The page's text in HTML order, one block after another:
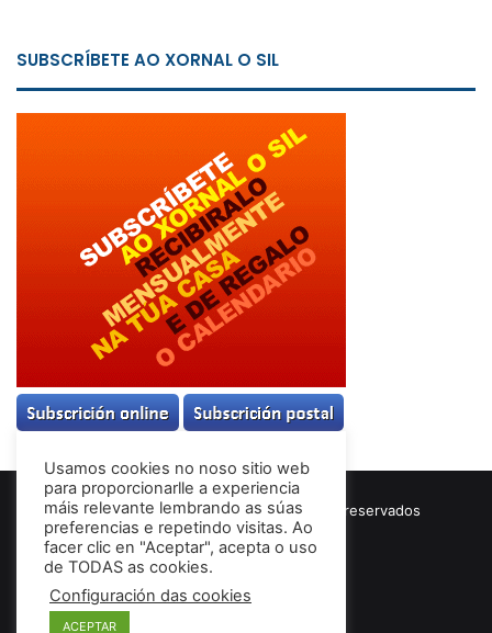
SUBSCRÍBETE AO XORNAL O SIL
© Copyright 2026, Todos los derechos reservados
Términos & Condiciones
Usamos cookies no noso sitio web
para proporcionarlle a experiencia
máis relevante lembrando as súas
preferencias e repetindo visitas. Ao
facer clic en "Aceptar", acepta o uso
de TODAS as cookies.
Configuración das cookies
ACEPTAR